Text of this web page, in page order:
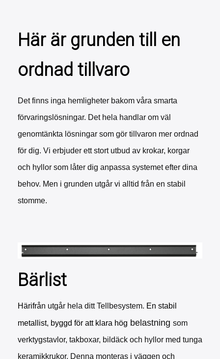
Här är grunden till en
ordnad tillvaro
Det finns inga hemligheter bakom våra smarta
förvaringslösningar. Det hela handlar om väl
genomtänkta lösningar som gör tillvaron mer ordnad
för dig. Vi erbjuder ett stort utbud av krokar, korgar
och hyllor som låter dig anpassa systemet efter dina
behov. Men i grunden utgår vi alltid från en stabil
stomme.
Bärlist
Härifrån utgår hela ditt Tellbesystem. En stabil
metallist, byggd för att klara hög belastning som
verktygstavlor, takboxar, bildäck och hyllor med tunga
keramikkrukor. Denna monteras i väggen och